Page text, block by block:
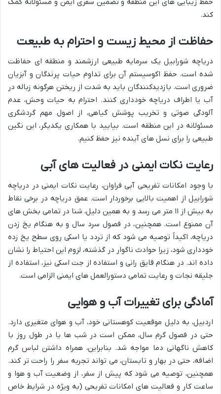
کند.
حفاظت از محیط زیست و احترام به طبیعت
دریاچه شورابیل یک سرمایه طبیعی ارزشمند و منطقه ای حفاظت
شده است. حفظ اکوسیستم آن برای تداوم حیات پرندگان و آبزیان
ضروری است. بازدیدکنندگان باید به شدت از ریختن هرگونه زباله در
آب یا اطراف دریاچه خودداری کنند. احترام به حیات وحش، عدم
آلودگی صوتی و تخریب پوشش گیاهی، از اصول مهم گردشگری
مسئولانه در این منطقه است. بیایید با همکاری یکدیگر، این نگین
طبیعی را برای نسل های آینده نیز حفظ کنیم.
رعایت نکات ایمنی در فعالیت های آبی
با وجود امکانات تفریحی آبی فراوان، رعایت نکات ایمنی در دریاچه
شورابیل از اهمیت بالایی برخوردار است. عمق دریاچه در برخی نقاط
به بیش از ۱۱ متر می رسد و به همین دلیل، شنا در تمامی بخش های
آن ممنوع است. همچنین، در فصول سرد سال و به هنگام یخ زدن
دریاچه، اکیداً توصیه می شود که از تردد یا اسکی روی سطح یخ زده
خودداری شود، زیرا حوادث ناگوار در گذشته، لزوم این احتیاط را نشان
داده اند. در هنگام قایق رانی و استفاده از جت اسکی نیز، استفاده از
جلیقه نجات و رعایت تمامی دستورالعمل های ایمنی الزامی است.
آمادگی برای تغییرات آب و هوایی
اردبیل، به دلیل موقعیت کوهستانی خود، آب و هوای متغیری دارد.
حتی در فصول گرم سال، ممکن است در شب ها یا در طول روز با
کاهش ناگهانی دما مواجه شد. بنابراین، همراه داشتن لباس گرم
اضافه، حتی در بهار و تابستان، می تواند تجربه سفر را راحت تر کند.
همچنین، توصیه می شود که پیش از سفر، از وضعیت آب و هوا و
ساعت کار و فعالیت های امکانات تفریحی (به ویژه در شرایط خاص